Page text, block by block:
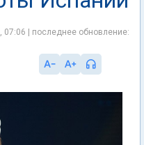
07:06 | последнее обновление: